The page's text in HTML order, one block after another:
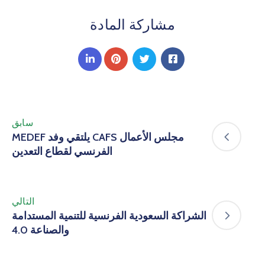
مشاركة المادة
مجلس الأعمال CAFS يلتقي وفد MEDEF
الفرنسي لقطاع التعدين
الشراكة السعودية الفرنسية للتنمية المستدامة